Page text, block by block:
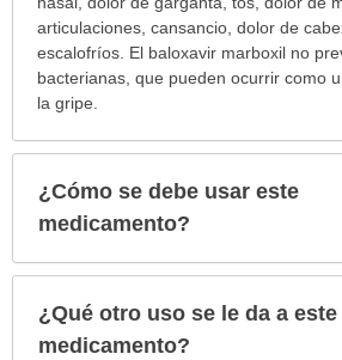
articulaciones, cansancio, dolor de
escalofríos. El baloxavir marboxil no
bacterianas, que pueden ocurrir como
la gripe.
¿Cómo se debe usar este
medicamento?
¿Qué otro uso se le da a este
medicamento?